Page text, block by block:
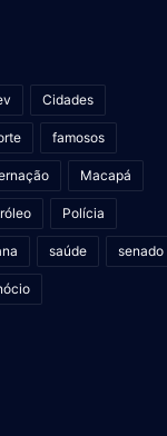
Cidades
famosos
Macapá
Polícia
saúde senado